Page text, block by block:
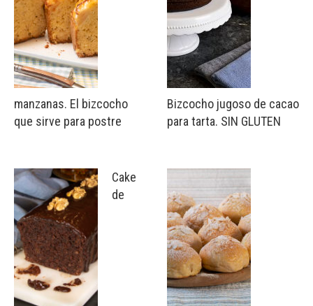
manzanas. El bizcocho
que sirve para postre
Cake
de
Bizcocho jugoso de cacao
para tarta. SIN GLUTEN